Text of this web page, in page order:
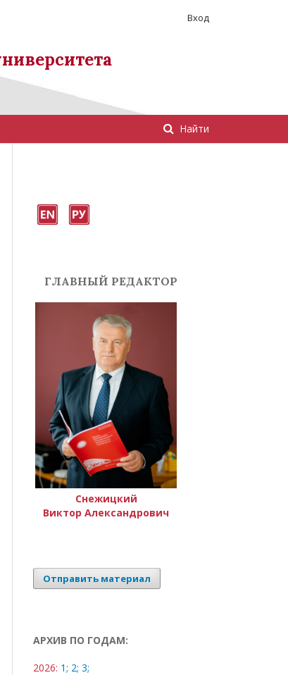
Найти
Вход
ГЛАВНЫЙ РЕДАКТОР
Снежицкий
Виктор Александрович
Отправить материал
АРХИВ ПО ГОДАМ:
2026: 1; 2; 3;